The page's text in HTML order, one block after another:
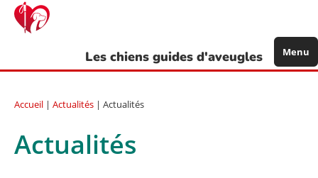
Aller
contenu
Les chiens guides d'aveugles Menu
Accueil | Actualités | Actualités
Actualités